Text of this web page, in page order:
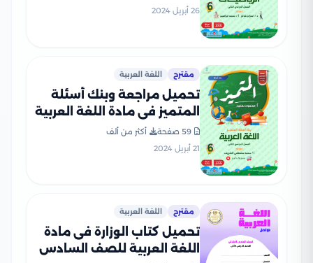
الثاني مع الإجابات النموذجية
26 أبريل 2024
مقترح اللغة العربية
تحميل مراجعة وبنك أسئلة
المتميز في مادة اللغة العربية
للصف السادس الابتدائي الترم
الثاني
59 صفحة
أكثر من ألف
21 أبريل 2024
مقترح اللغة العربية
تحميل كتاب الوزارة فى مادة
اللغة العربية للصف السادس